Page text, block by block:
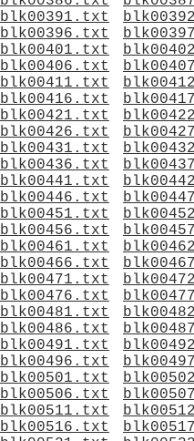
blk00391.txt
blk00396.txt
blk00401.txt
blk00406.txt
blk00411.txt
blk00416.txt
blk00421.txt
blk00426.txt
blk00431.txt
blk00436.txt
blk00441.txt
blk00446.txt
blk00451.txt
blk00456.txt
blk00461.txt
blk00466.txt
blk00471.txt
blk00476.txt
blk00481.txt
blk00486.txt
blk00491.txt
blk00496.txt
blk00501.txt
blk00506.txt
blk00511.txt
blk00516.txt